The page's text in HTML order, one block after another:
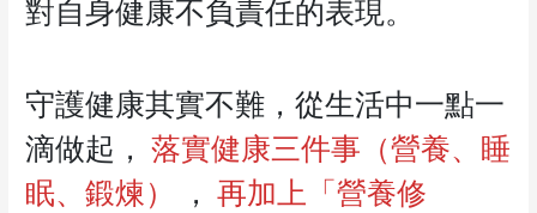
對自身健康不負責任的表現。
守護健康其實不難，從生活中一點一
滴做起， 落實健康三件事（營養、睡
眠、鍛煉）
， 再加上「營養修